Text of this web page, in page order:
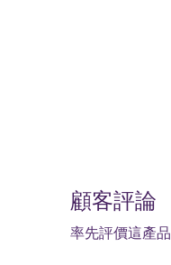
顧客評論
率先評價這產品